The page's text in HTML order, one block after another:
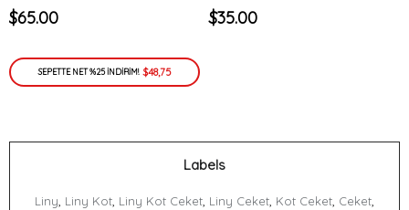
$65.00
SEPETTE NET %25 İNDİRİM! $48,75
$35.00
Labels
Liny, Liny Kot, Liny Kot Ceket, Liny Ceket, Kot Ceket, Ceket,